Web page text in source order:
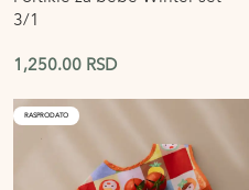
3/1
1,250.00 RSD
RASPRODATO